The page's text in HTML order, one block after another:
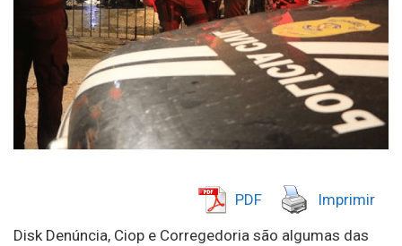
PDF Imprimir
Disk Denúncia, Ciop e Corregedoria são algumas das